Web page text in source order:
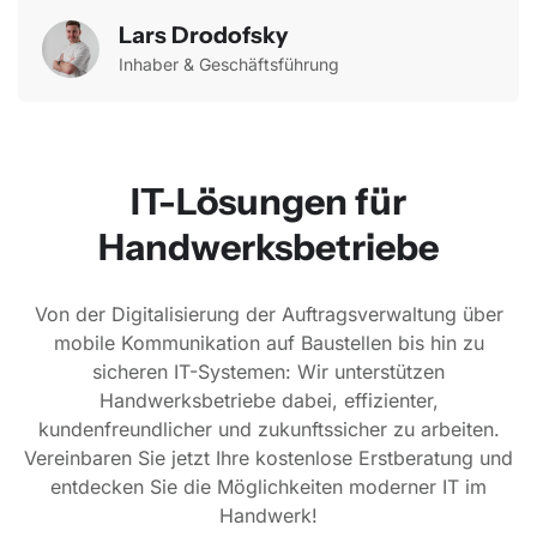
Lars Drodofsky
Inhaber & Geschäftsführung
IT-Lösungen für
Handwerksbetriebe
Von der Digitalisierung der Auftragsverwaltung über
mobile Kommunikation auf Baustellen bis hin zu
sicheren IT-Systemen: Wir unterstützen
Handwerksbetriebe dabei, effizienter,
kundenfreundlicher und zukunftssicher zu arbeiten.
Vereinbaren Sie jetzt Ihre kostenlose Erstberatung und
entdecken Sie die Möglichkeiten moderner IT im
Handwerk!